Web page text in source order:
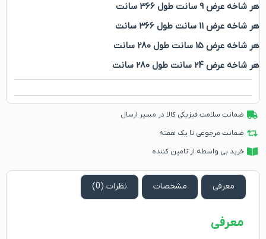
هر شاخه عرض 9 سانت طول 366 سانت
هر شاخه عرض 11 سانت طول 366 سانت
هر شاخه عرض 15 سانت طول 280 سانت
هر شاخه عرض 24 سانت طول 280 سانت
ضمانت سلامت فیزیکی کالا در مسیر ارسال
ضمانت مرجوعی تا یک هفته
خرید بی واسطه از تامین کننده
معرفی مشخصات نظرات (0)
معرفی